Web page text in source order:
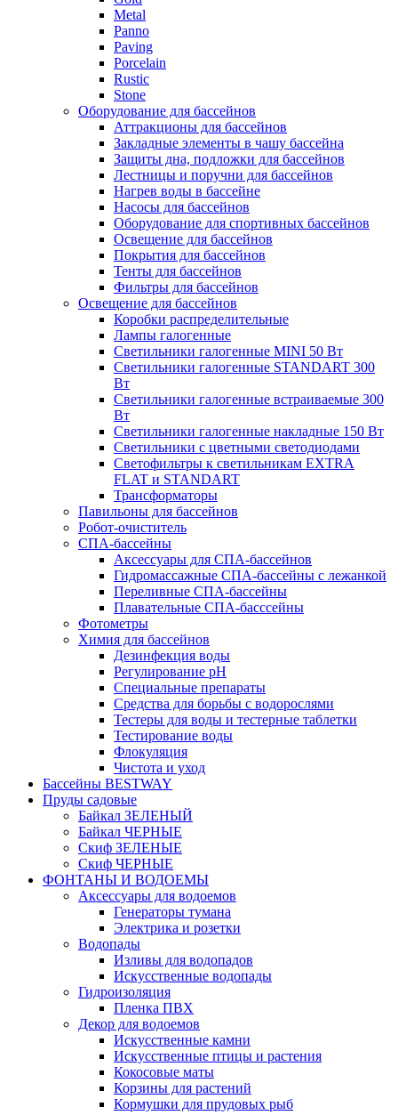
Metal
Panno
Paving
Porcelain
Rustic
Stone
Оборудование для бассейнов
Аттракционы для бассейнов
Закладные элементы в чашу бассейна
Защиты дна, подложки для бассейнов
Лестницы и поручни для бассейнов
Нагрев воды в бассейне
Насосы для бассейнов
Оборудование для спортивных бассейнов
Освещение для бассейнов
Покрытия для бассейнов
Тенты для бассейнов
Фильтры для бассейнов
Освещение для бассейнов
Коробки распределительные
Лампы галогенные
Светильники галогенные MINI 50 Вт
Светильники галогенные STANDART 300
Вт
Светильники галогенные встраиваемые 300
Вт
Светильники галогенные накладные 150 Вт
Светильники с цветными светодиодами
Светофильтры к светильникам EXTRA
FLAT и STANDART
Трансформаторы
Павильоны для бассейнов
Робот-очиститель
СПА-бассейны
Аксессуары для СПА-бассейнов
Гидромассажные СПА-бассейны с лежанкой
Переливные СПА-бассейны
Плавательные СПА-басссейны
Фотометры
Химия для бассейнов
Дезинфекция воды
Регулирование pH
Специальные препараты
Средства для борьбы с водорослями
Тестеры для воды и тестерные таблетки
Тестирование воды
Флокуляция
Чистота и уход
Бассейны BESTWAY
Пруды садовые
Байкал ЗЕЛЕНЫЙ
Байкал ЧЕРНЫЕ
Скиф ЗЕЛЕНЫЕ
Скиф ЧЕРНЫЕ
ФОНТАНЫ И ВОДОЕМЫ
Аксессуары для водоемов
Генераторы тумана
Электрика и розетки
Водопады
Изливы для водопадов
Искусственные водопады
Гидроизоляция
Пленка ПВХ
Декор для водоемов
Искусственные камни
Искусственные птицы и растения
Кокосовые маты
Корзины для растений
Кормушки для прудовых рыб